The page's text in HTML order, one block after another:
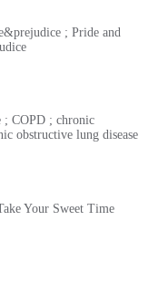
; Pride and
; COPD ; chronic
obstructive lung disease
Your Sweet Time